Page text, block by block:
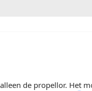
de propellor. Het